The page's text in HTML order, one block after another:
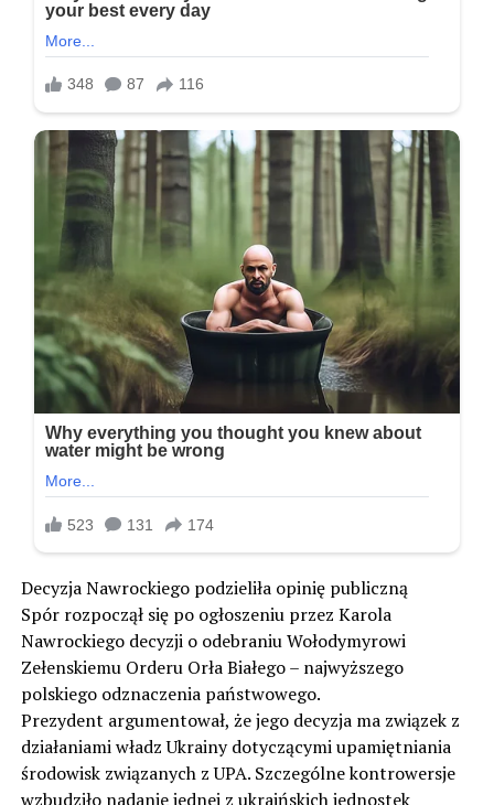
Decyzja Nawrockiego podzieliła opinię publiczną
Spór rozpoczął się po ogłoszeniu przez Karola
Nawrockiego decyzji o odebraniu Wołodymyrowi
Zełenskiemu Orderu Orła Białego – najwyższego
polskiego odznaczenia państwowego.
Prezydent argumentował, że jego decyzja ma związek z
działaniami władz Ukrainy dotyczącymi upamiętniania
środowisk związanych z UPA. Szczególne kontrowersje
wzbudziło nadanie jednej z ukraińskich jednostek